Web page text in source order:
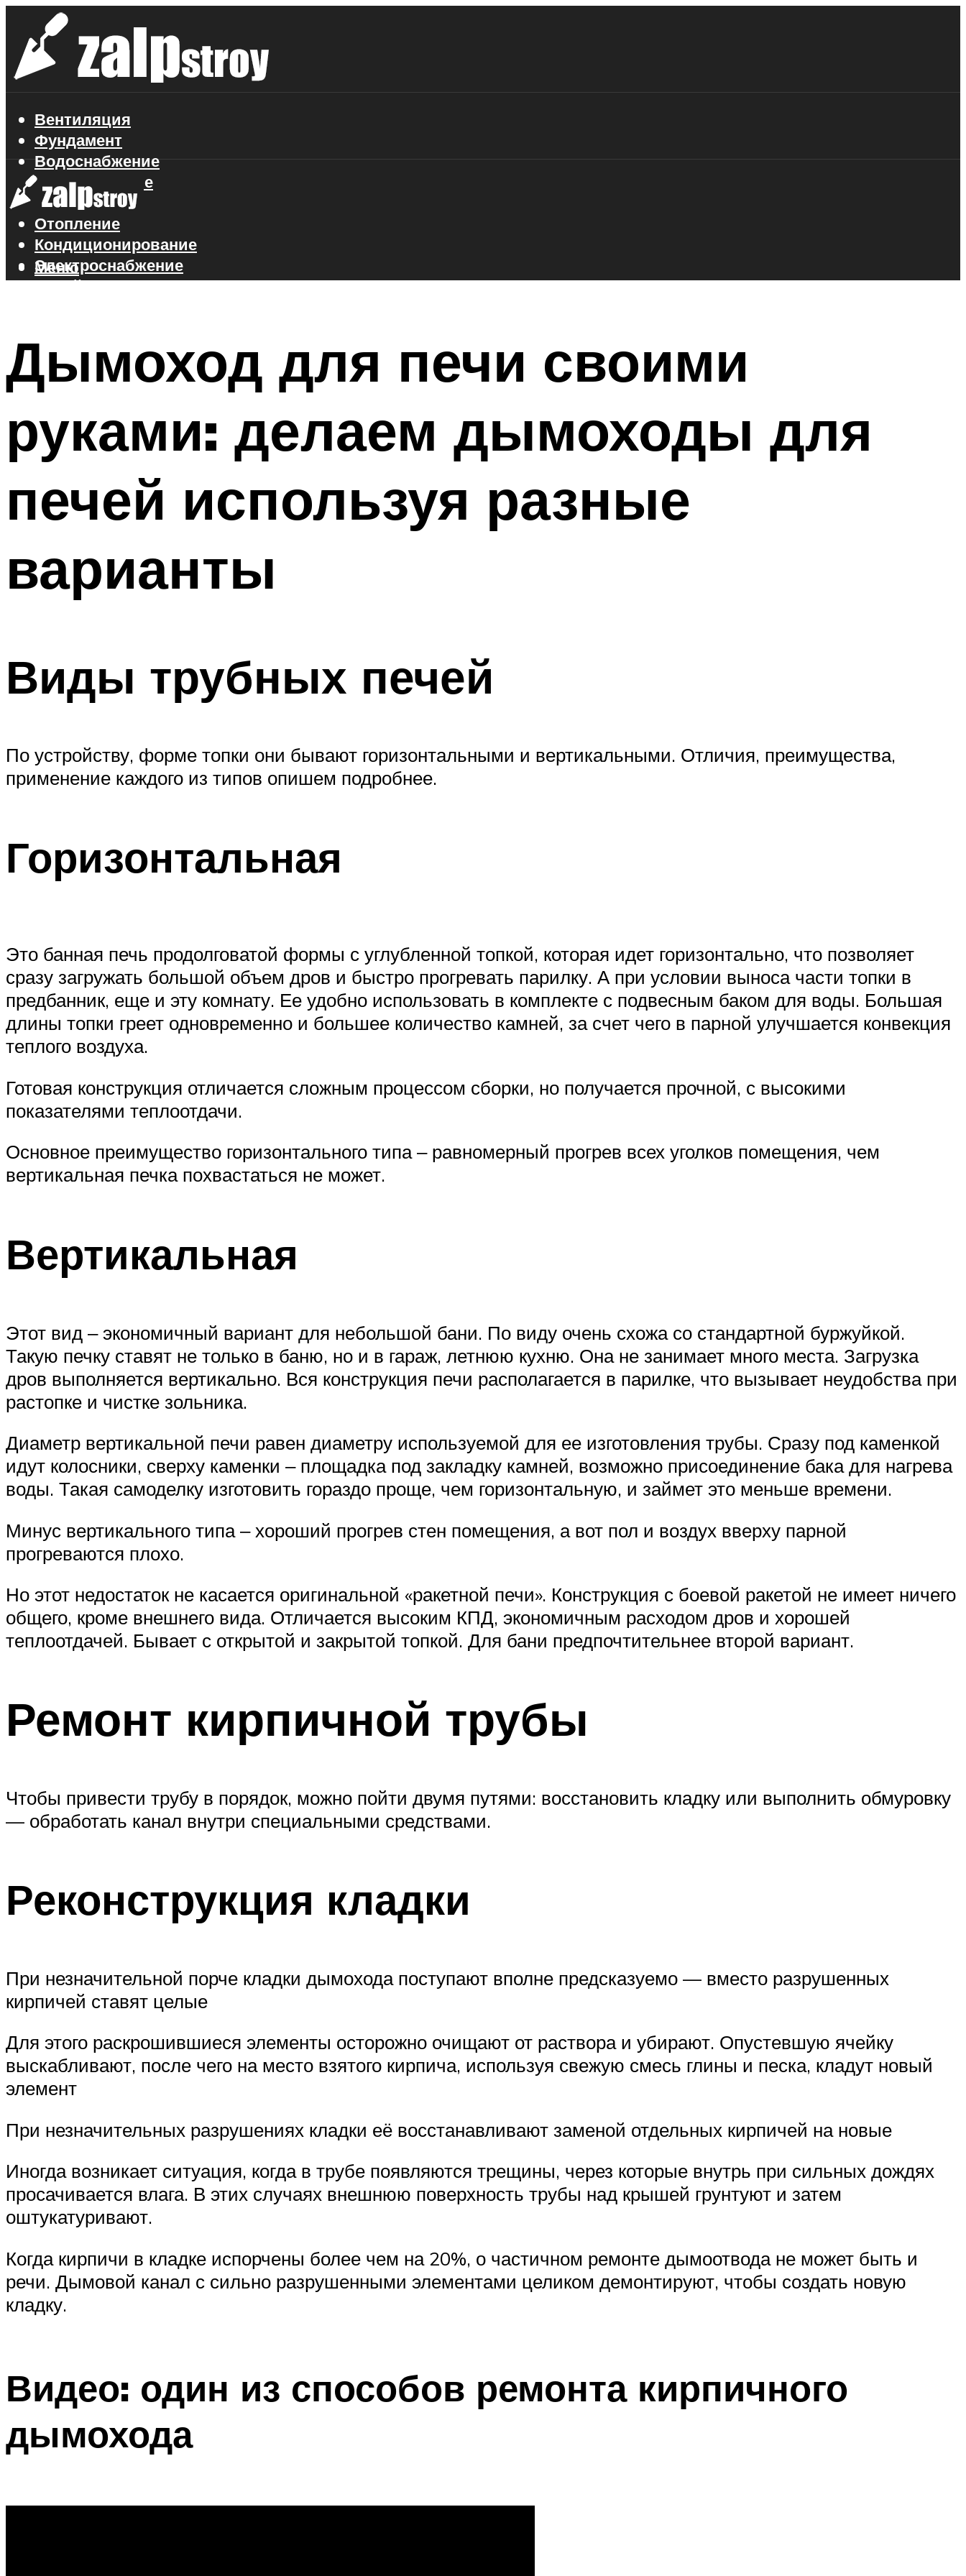
Вентиляция
Фундамент
Водоснабжение
Газоснабжение
Канализация
Отопление
Кондиционирование
Электроснабжение
Стройматериалы
Меню
Дымоход для печи своими
руками: делаем дымоходы для
печей используя разные
варианты
Виды трубных печей
По устройству, форме топки они бывают горизонтальными и вертикальными. Отличия, преимущества,
применение каждого из типов опишем подробнее.
Горизонтальная
Это банная печь продолговатой формы с углубленной топкой, которая идет горизонтально, что позволяет
сразу загружать большой объем дров и быстро прогревать парилку. А при условии выноса части топки в
предбанник, еще и эту комнату. Ее удобно использовать в комплекте с подвесным баком для воды. Большая
длины топки греет одновременно и большее количество камней, за счет чего в парной улучшается конвекция
теплого воздуха.
Готовая конструкция отличается сложным процессом сборки, но получается прочной, с высокими
показателями теплоотдачи.
Основное преимущество горизонтального типа ‒ равномерный прогрев всех уголков помещения, чем
вертикальная печка похвастаться не может.
Вертикальная
Этот вид ‒ экономичный вариант для небольшой бани. По виду очень схожа со стандартной буржуйкой.
Такую печку ставят не только в баню, но и в гараж, летнюю кухню. Она не занимает много места. Загрузка
дров выполняется вертикально. Вся конструкция печи располагается в парилке, что вызывает неудобства при
растопке и чистке зольника.
Диаметр вертикальной печи равен диаметру используемой для ее изготовления трубы. Сразу под каменкой
идут колосники, сверху каменки ‒ площадка под закладку камней, возможно присоединение бака для нагрева
воды. Такая самоделку изготовить гораздо проще, чем горизонтальную, и займет это меньше времени.
Минус вертикального типа ‒ хороший прогрев стен помещения, а вот пол и воздух вверху парной
прогреваются плохо.
Но этот недостаток не касается оригинальной «ракетной печи». Конструкция с боевой ракетой не имеет ничего
общего, кроме внешнего вида. Отличается высоким КПД, экономичным расходом дров и хорошей
теплоотдачей. Бывает с открытой и закрытой топкой. Для бани предпочтительнее второй вариант.
Ремонт кирпичной трубы
Чтобы привести трубу в порядок, можно пойти двумя путями: восстановить кладку или выполнить обмуровку
— обработать канал внутри специальными средствами.
Реконструкция кладки
При незначительной порче кладки дымохода поступают вполне предсказуемо — вместо разрушенных
кирпичей ставят целые
Для этого раскрошившиеся элементы осторожно очищают от раствора и убирают. Опустевшую ячейку
выскабливают, после чего на место взятого кирпича, используя свежую смесь глины и песка, кладут новый
элемент
При незначительных разрушениях кладки её восстанавливают заменой отдельных кирпичей на новые
Иногда возникает ситуация, когда в трубе появляются трещины, через которые внутрь при сильных дождях
просачивается влага. В этих случаях внешнюю поверхность трубы над крышей грунтуют и затем
оштукатуривают.
Когда кирпичи в кладке испорчены более чем на 20%, о частичном ремонте дымоотвода не может быть и
речи. Дымовой канал с сильно разрушенными элементами целиком демонтируют, чтобы создать новую
кладку.
Видео: один из способов ремонта кирпичного
дымохода